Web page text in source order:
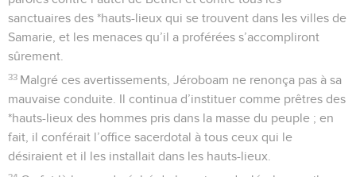
sanctuaires des *hauts-lieux qui se trouvent dans les villes de
Samarie, et les menaces qu’il a proférées s’accompliront
sûrement.
33 Malgré ces avertissements, Jéroboam ne renonça pas à sa
mauvaise conduite. Il continua d’instituer comme prêtres des
*hauts-lieux des hommes pris dans la masse du peuple ; en
fait, il conférait l’office sacerdotal à tous ceux qui le
désiraient et il les installait dans les hauts-lieux.